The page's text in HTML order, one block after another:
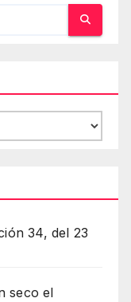
34, del 23
seco el